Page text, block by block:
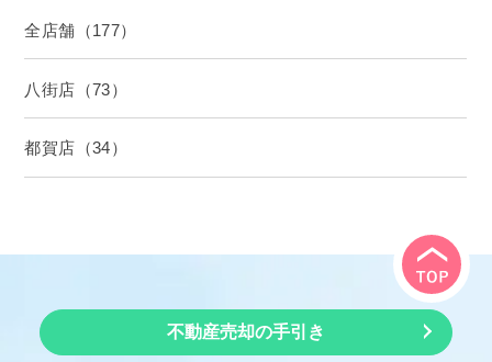
全店舗（177）
八街店（73）
都賀店（34）
不動産売却の手引き